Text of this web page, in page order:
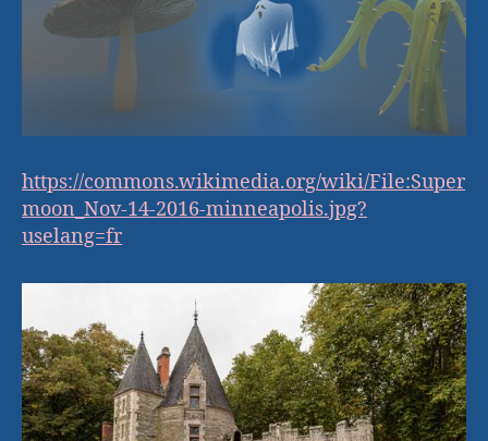
https://commons.wikimedia.org/wiki/File:Super
moon_Nov-14-2016-minneapolis.jpg?
uselang=fr